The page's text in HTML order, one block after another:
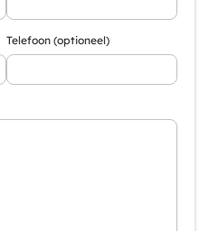
Telefoon (optioneel)